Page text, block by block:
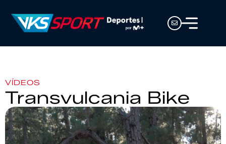
VÍDEOS
Transvulcania Bike